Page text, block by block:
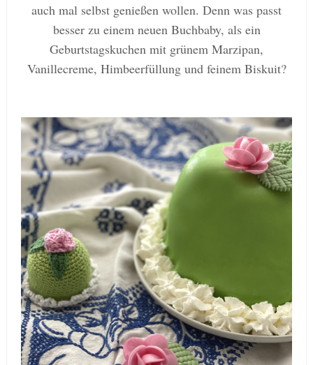
auch mal selbst genießen wollen. Denn was passt
besser zu einem neuen Buchbaby, als ein
Geburtstagskuchen mit grünem Marzipan,
Vanillecreme, Himbeerfüllung und feinem Biskuit?